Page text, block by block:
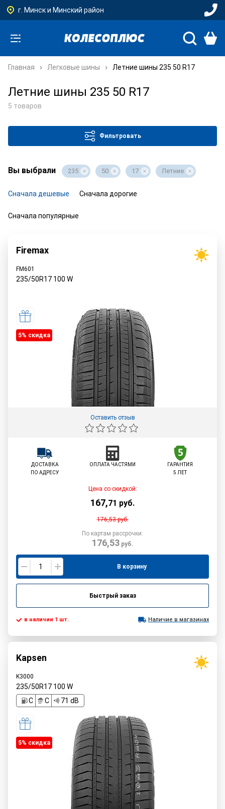
г. Минск и Минский район
Главная Легковые шины Летние шины 235 50 R17
Летние шины 235 50 R17
5 товаров
Фильтровать
Вы выбрали 235 50 17 Летние
Сначала дешевые Сначала дорогие
Сначала популярные
Firemax
FM601
235/50R17 100 W
5% cкидка
Оставить отзыв
ДОСТАВКА
ПО АДРЕСУ
ОПЛАТА ЧАСТЯМИ
ГАРАНТИЯ
5 ЛЕТ
Цена со скидкой:
167,71 руб.
176,53руб.
По картам рассрочки:
176,53руб.
В корзину
Быстрый заказ
в наличии 1 шт. Наличие в магазинах
Kapsen
K3000
235/50R17 100 W
C
C 71 dB
5% cкидка